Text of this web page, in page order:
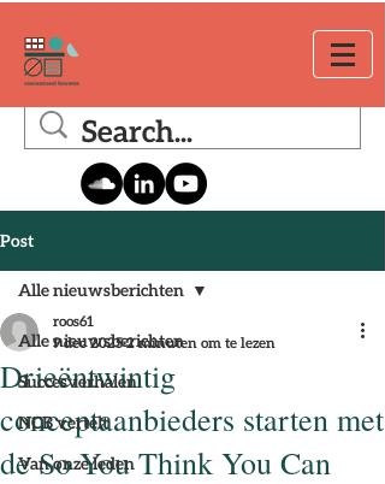
Post
Alle nieuwsberichten
Succesverhalen
NCB vertelt
Van onze leden
Alle nieuwsberichten
Drieëntwintig
conceptaanbieders starten met
de So You Think You Can
roos61
9 dec 2025 2 minuten om te lezen